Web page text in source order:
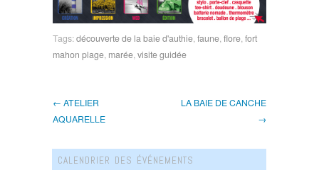
Tags:découverte de la baie d'authie,faune,flore,fort
mahon plage, marée,visite guidée
← ATELIER
AQUARELLE
LA BAIE DE CANCHE
→
CALENDRIER DES ÉVÉNEMENTS